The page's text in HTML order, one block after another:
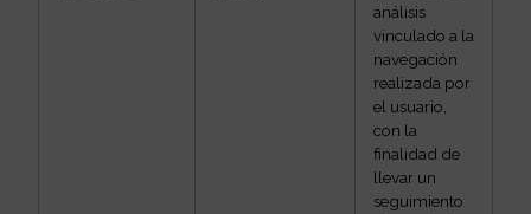
análisis
vinculado a la
navegación
realizada por
el usuario,
con la
finalidad de
llevar un
seguimiento